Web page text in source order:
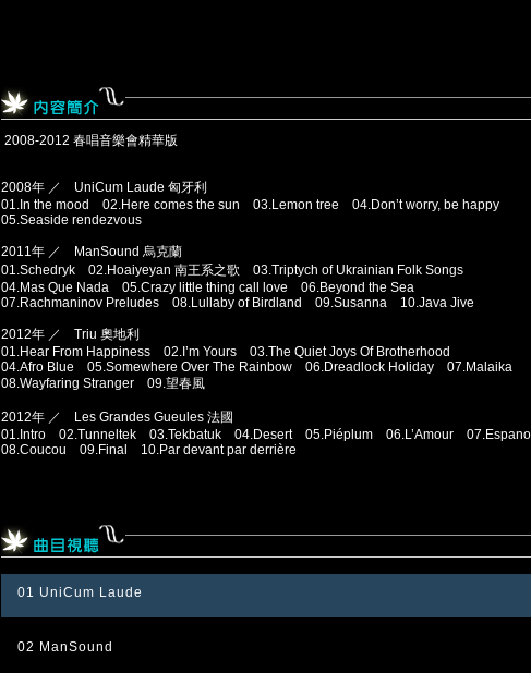
2008-2012 春唱音樂會精華版
2008年 ／ UniCum Laude 匈牙利
01.In the mood 02.Here comes the sun 03.Lemon tree 04.Don’t worry, be happy
05.Seaside rendezvous
2011年 ／ ManSound 烏克蘭
01.Schedryk 02.Hoaiyeyan 南王系之歌 03.Triptych of Ukrainian Folk Songs
04.Mas Que Nada 05.Crazy little thing call love 06.Beyond the Sea
07.Rachmaninov Preludes 08.Lullaby of Birdland 09.Susanna 10.Java Jive
2012年 ／ Triu 奧地利
01.Hear From Happiness 02.I’m Yours 03.The Quiet Joys Of Brotherhood
04.Afro Blue 05.Somewhere Over The Rainbow 06.Dreadlock Holiday 07.Malaika
08.Wayfaring Stranger 09.望春風
2012年 ／ Les Grandes Gueules 法國
01.Intro 02.Tunneltek 03.Tekbatuk 04.Desert 05.Piéplum 06.L’Amour
08.Coucou 09.Final 10.Par devant par derrière
01 UniCum Laude
02 ManSound